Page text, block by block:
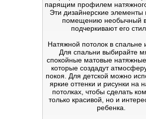
парящим профилем
Эти дизайнерские элементы
помещению необычный
подчеркивают его
Натяжной потолок в спальне
Для спальни выбирайте
спокойные матовые
которые создадут
покоя. Для детской можно
яркие оттенки и рисунки на
потолках, чтобы сделать
только красивой, но и
ребенка.